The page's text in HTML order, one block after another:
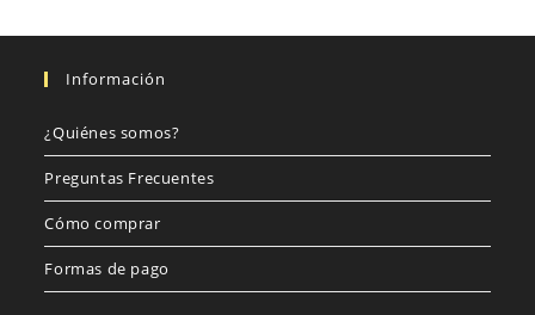
Información
¿Quiénes somos?
Preguntas Frecuentes
Cómo comprar
Formas de pago